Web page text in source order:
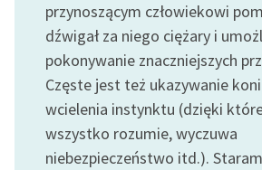
Ręce pełne poezji
Kolekcje edukacyjne
twórców przechodzących
do domeny publicznej,
lektur szkolnych oraz
Starego Testamentu
przynoszącym człowiekowi
dźwigał za niego ciężary i
pokonywanie znaczniejszych
Częste jest też ukazywanie
wcielenia instynktu (dzięki
wszystko rozumie, wyczuwa
niebezpieczeństwo itd.).